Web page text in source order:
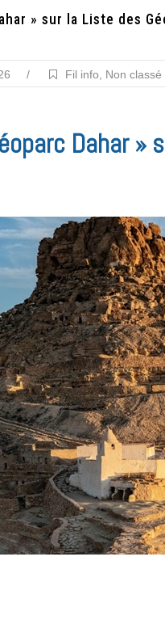
» sur la Liste des
/ Fil info, Non classé
Dahar »